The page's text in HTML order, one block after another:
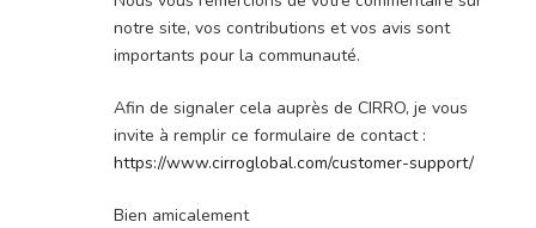
notre site, vos contributions et vos avis sont
importants pour la communauté.
Afin de signaler cela auprès de CIRRO, je vous
invite à remplir ce formulaire de contact :
https://www.cirroglobal.com/customer-support/
Bien amicalement